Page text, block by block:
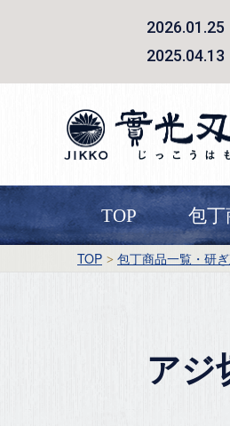
2026.01.25
2025.04.13
TOP 包丁
TOP 包丁商品一覧・研
アジ